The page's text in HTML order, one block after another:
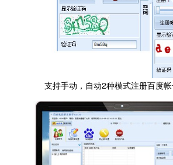
支持手动，自动2种模式注册百度帐